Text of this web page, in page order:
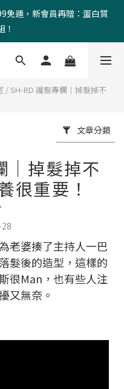
免運，新會員再贈：蛋白質
！
/SH-RD 護髮專欄｜掉髮掉不
文章分類
｜掉髮掉不
很重要！
老婆揍了主持人一巴
髮後的造型，這樣的
很Man，也有些人注
又無奈。